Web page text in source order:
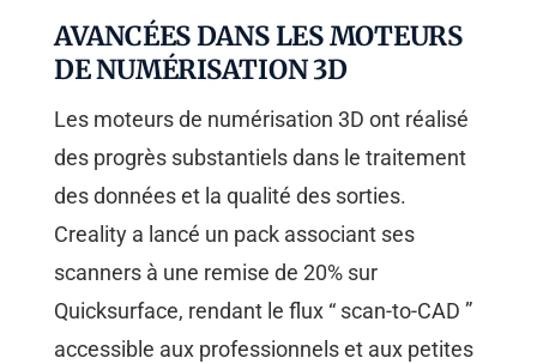
AVANCÉES DANS LES MOTEURS
DE NUMÉRISATION 3D
Les moteurs de numérisation 3D ont réalisé
des progrès substantiels dans le traitement
des données et la qualité des sorties.
Creality a lancé un pack associant ses
scanners à une remise de 20% sur
Quicksurface, rendant le flux “ scan-to-CAD ”
accessible aux professionnels et aux petites